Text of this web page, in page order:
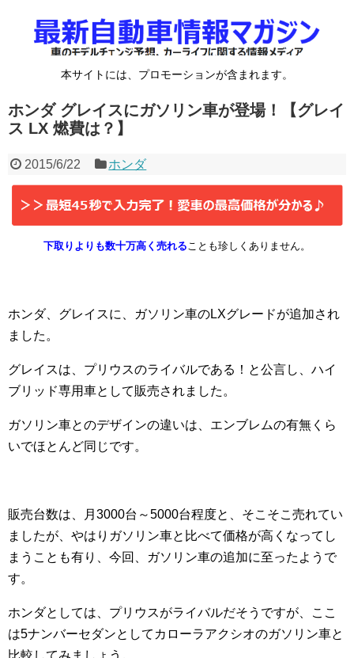
本サイトには、プロモーションが含まれます。
ホンダ グレイスにガソリン車が登場！【グレイ
ス LX 燃費は？】
2015/6/22 ホンダ
下取りよりも数十万高く売れることも珍しくありません。
ホンダ、グレイスに、ガソリン車のLXグレードが追加され
ました。
グレイスは、プリウスのライバルである！と公言し、ハイ
ブリッド専用車として販売されました。
ガソリン車とのデザインの違いは、エンブレムの有無くら
いでほとんど同じです。
販売台数は、月3000台～5000台程度と、そこそこ売れてい
ましたが、やはりガソリン車と比べて価格が高くなってし
まうことも有り、今回、ガソリン車の追加に至ったようで
す。
ホンダとしては、プリウスがライバルだそうですが、ここ
は5ナンバーセダンとしてカローラアクシオのガソリン車と